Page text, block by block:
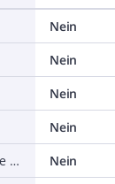
Nein
Nein
Nein
Nein
Abdeckung der Leuchte mit Wärmedämmmaterial möglich
Nein